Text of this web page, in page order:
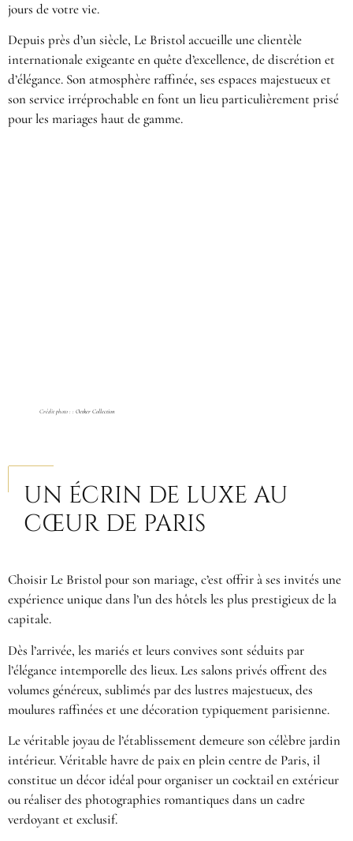
jours de votre vie.
Depuis près d’un siècle, Le Bristol accueille une clientèle
internationale exigeante en quête d’excellence, de discrétion et
d’élégance. Son atmosphère raffinée, ses espaces majestueux et
son service irréprochable en font un lieu particulièrement prisé
pour les mariages haut de gamme.
Crédit photo : : Oetker Collection
UN ÉCRIN DE LUXE AU
CŒUR DE PARIS
Choisir Le Bristol pour son mariage, c’est offrir à ses invités une
expérience unique dans l’un des hôtels les plus prestigieux de la
capitale.
Dès l’arrivée, les mariés et leurs convives sont séduits par
l’élégance intemporelle des lieux. Les salons privés offrent des
volumes généreux, sublimés par des lustres majestueux, des
moulures raffinées et une décoration typiquement parisienne.
Le véritable joyau de l’établissement demeure son célèbre jardin
intérieur. Véritable havre de paix en plein centre de Paris, il
constitue un décor idéal pour organiser un cocktail en extérieur
ou réaliser des photographies romantiques dans un cadre
verdoyant et exclusif.